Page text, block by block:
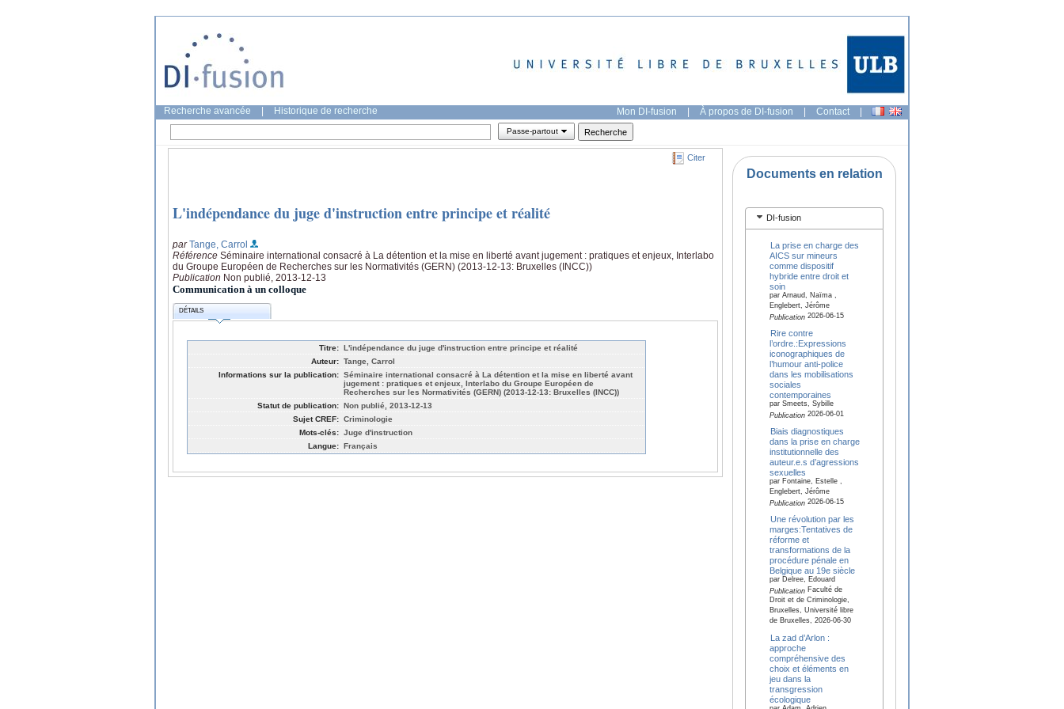
Recherche avancée Historique de recherche Mon DI-fusion | À propos de DI-fusion | Contact |
Passe-partout
Citer
L'indépendance du juge d'instruction entre principe et réalité
parTange, Carrol
Référence Séminaire international consacré à La détention et la mise en liberté avant jugement : pratiques et enjeux, Interlabo
du Groupe Européen de Recherches sur les Normativités (GERN) (2013-12-13: Bruxelles (INCC))
Publication Non publié, 2013-12-13
Communication à un colloque
DÉTAILS
Titre: L'indépendance du juge d'instruction entre principe et réalité
Auteur: Tange, Carrol
Informations sur la publication: Séminaire international consacré à La détention et la mise en liberté avant
jugement : pratiques et enjeux, Interlabo du Groupe Européen de
Recherches sur les Normativités (GERN) (2013-12-13: Bruxelles (INCC))
Statut de publication: Non publié, 2013-12-13
Sujet CREF: Criminologie
Mots-clés: Juge d'instruction
Langue: Français
Documents en relation
DI-fusion
La prise en charge des
AICS sur mineurs
comme dispositif
hybride entre droit et
soin
par Arnaud, Naïma ,
Englebert, Jérôme
Publication2026-06-15
Rire contre
l’ordre.:Expressions
iconographiques de
l’humour anti-police
dans les mobilisations
sociales
contemporaines
par Smeets, Sybille
Publication2026-06-01
Biais diagnostiques
dans la prise en charge
institutionnelle des
auteur.e.s d’agressions
sexuelles
par Fontaine, Estelle ,
Englebert, Jérôme
Publication2026-06-15
Une révolution par les
marges:Tentatives de
réforme et
transformations de la
procédure pénale en
Belgique au 19e siècle
par Delree, Edouard
PublicationFaculté de
Droit et de Criminologie,
Bruxelles, Université libre
de Bruxelles, 2026-06-30
La zad d’Arlon :
approche
compréhensive des
choix et éléments en
jeu dans la
transgression
écologique